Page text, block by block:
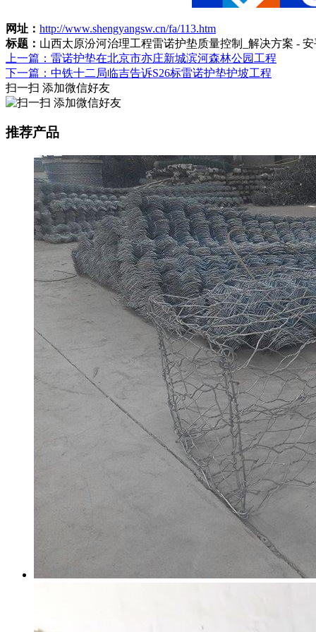
网址： http://www.shengyangsw.cn/fa/113.htm
标题： 山西太原汾河治理工程雷诺护垫质量控制_解决方案 -
上一篇：雷诺护垫在北京市亦庄新城滨河森林公园工程
下一篇：中铁十二局临吉告诉S26标雷诺护垫护坡工程
扫一扫 添加微信好友
推荐产品